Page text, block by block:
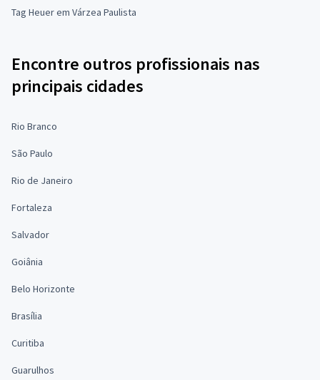
Tag Heuer em Várzea Paulista
Encontre outros profissionais nas
principais cidades
Rio Branco
São Paulo
Rio de Janeiro
Fortaleza
Salvador
Goiânia
Belo Horizonte
Brasília
Curitiba
Guarulhos